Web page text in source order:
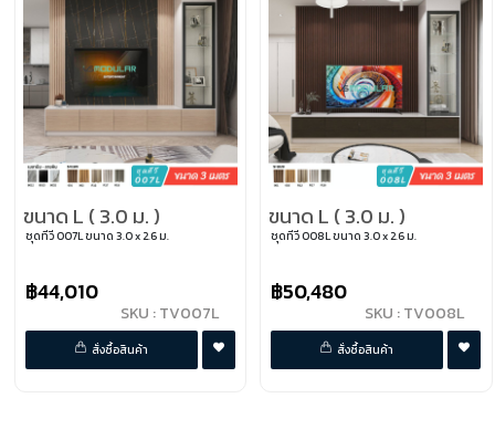
ขนาด L ( 3.0 ม. )
ชุดทีวี 007L ขนาด 3.0 x 2.6 ม.
฿44,010
SKU : TV007L
พรีออเดอร์
สั่งซื้อสินค้า
ขนาด L ( 3.0 ม. )
ชุดทีวี 008L ขนาด 3.0 x 2.6 ม.
฿50,480
SKU : TV008L
พรีออเดอร์
สั่งซื้อสินค้า